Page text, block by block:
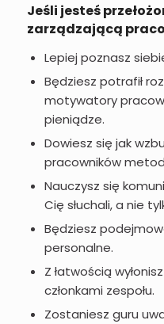
Jeśli jesteś
zarządzającą
Lepiej poznasz
Będziesz potrafił
motywatory
pieniądze.
Dowiesz się jak
pracowników
Nauczysz się
Cię słuchali, a nie
Będziesz
personalne.
Z łatwością
członkami zespołu.
Zostaniesz guru